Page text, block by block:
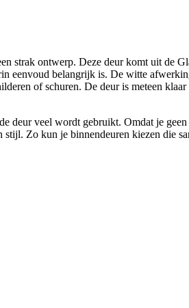
strak ontwerp. Deze deur komt uit de
eenvoud belangrijk is. De witte
of schuren. De deur is meteen
deur veel wordt gebruikt. Omdat je
Zo kun je binnendeuren kiezen die